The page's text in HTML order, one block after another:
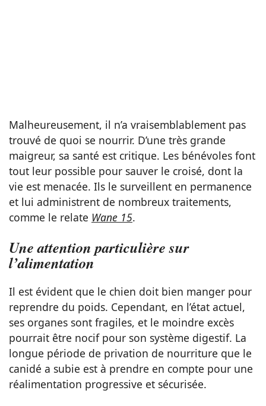
Malheureusement, il n’a vraisemblablement pas
trouvé de quoi se nourrir. D’une très grande
maigreur, sa santé est critique. Les bénévoles font
tout leur possible pour sauver le croisé, dont la
vie est menacée. Ils le surveillent en permanence
et lui administrent de nombreux traitements,
comme le relate Wane 15.
Une attention particulière sur
l’alimentation
Il est évident que le chien doit bien manger pour
reprendre du poids. Cependant, en l’état actuel,
ses organes sont fragiles, et le moindre excès
pourrait être nocif pour son système digestif. La
longue période de privation de nourriture que le
canidé a subie est à prendre en compte pour une
réalimentation progressive et sécurisée.